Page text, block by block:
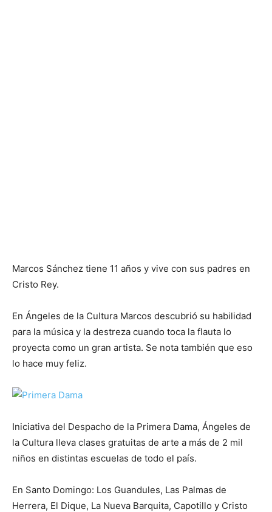
Marcos Sánchez tiene 11 años y vive con sus padres en
Cristo Rey.
En Ángeles de la Cultura Marcos descubrió su habilidad
para la música y la destreza cuando toca la flauta lo
proyecta como un gran artista. Se nota también que eso
lo hace muy feliz.
Iniciativa del Despacho de la Primera Dama, Ángeles de
la Cultura lleva clases gratuitas de arte a más de 2 mil
niños en distintas escuelas de todo el país.
En Santo Domingo: Los Guandules, Las Palmas de
Herrera, El Dique, La Nueva Barquita, Capotillo y Cristo